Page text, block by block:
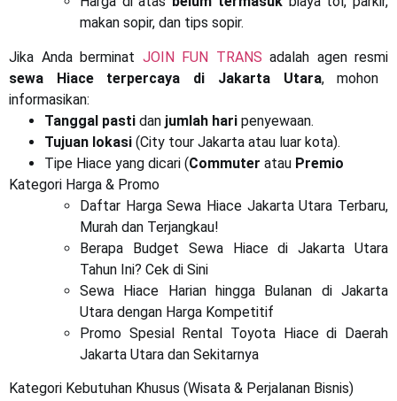
makan sopir, dan tips sopir.
Jika Anda berminat JOIN FUN TRANS adalah agen resmi
sewa Hiace terpercaya di Jakarta Utara, mohon
informasikan:
Tanggal pasti dan jumlah hari penyewaan.
Tujuan lokasi (City tour Jakarta atau luar kota).
Tipe Hiace yang dicari (Commuter atau Premio
Kategori Harga & Promo
Daftar Harga Sewa Hiace Jakarta Utara Terbaru,
Murah dan Terjangkau!
Berapa Budget Sewa Hiace di Jakarta Utara
Tahun Ini? Cek di Sini
Sewa Hiace Harian hingga Bulanan di Jakarta
Utara dengan Harga Kompetitif
Promo Spesial Rental Toyota Hiace di Daerah
Jakarta Utara dan Sekitarnya
Kategori Kebutuhan Khusus (Wisata & Perjalanan Bisnis)